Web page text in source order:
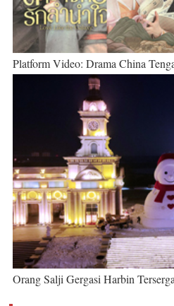
Platform Video: Drama China
Orang Salji Gergasi Harbin